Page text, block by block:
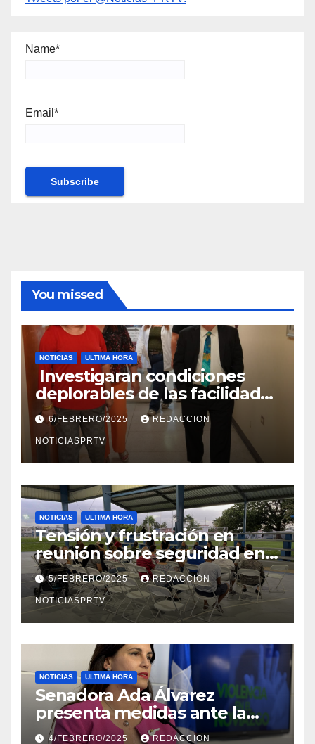
Name*
Email*
You missed
NOTICIAS ULTIMA HORA
Investigaran condiciones
deplorables de las facilidades
el Departamento de la Salud
en Mayagüez
6/FEBRERO/2025 REDACCION
NOTICIASPRTV
NOTICIAS ULTIMA HORA
Tensión y frustración en
reunión sobre seguridad en
Reparto Metropolitano
5/FEBRERO/2025 REDACCION
NOTICIASPRTV
NOTICIAS ULTIMA HORA
Senadora Ada Álvarez
presenta medidas ante la
violencia en el noviazgo
4/FEBRERO/2025 REDACCION